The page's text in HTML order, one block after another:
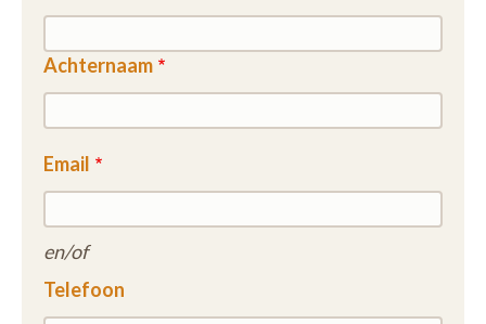
Achternaam
Email
en/of
Telefoon